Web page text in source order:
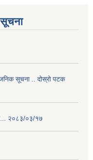
सूचना .. दोस्रो पटक
२०८३/०३/१७